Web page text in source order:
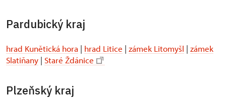
Pardubický kraj
hrad Kunětická hora | hrad Litice | zámek Litomyšl | zámek
Slatiňany | Staré Ždánice
Plzeňský kraj